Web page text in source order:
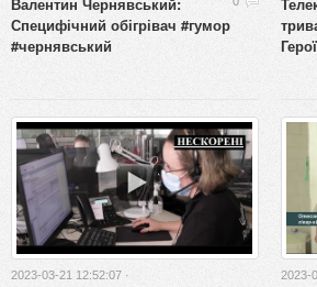
Специфічний обігрівач #гумор
#чернявський
2023-03-21 12:52:07 ·
2023-